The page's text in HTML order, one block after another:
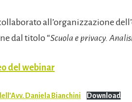
all’organizzazione
dal titolo “Scuola e privacy.
del webinar
Daniela Bianchini
Download